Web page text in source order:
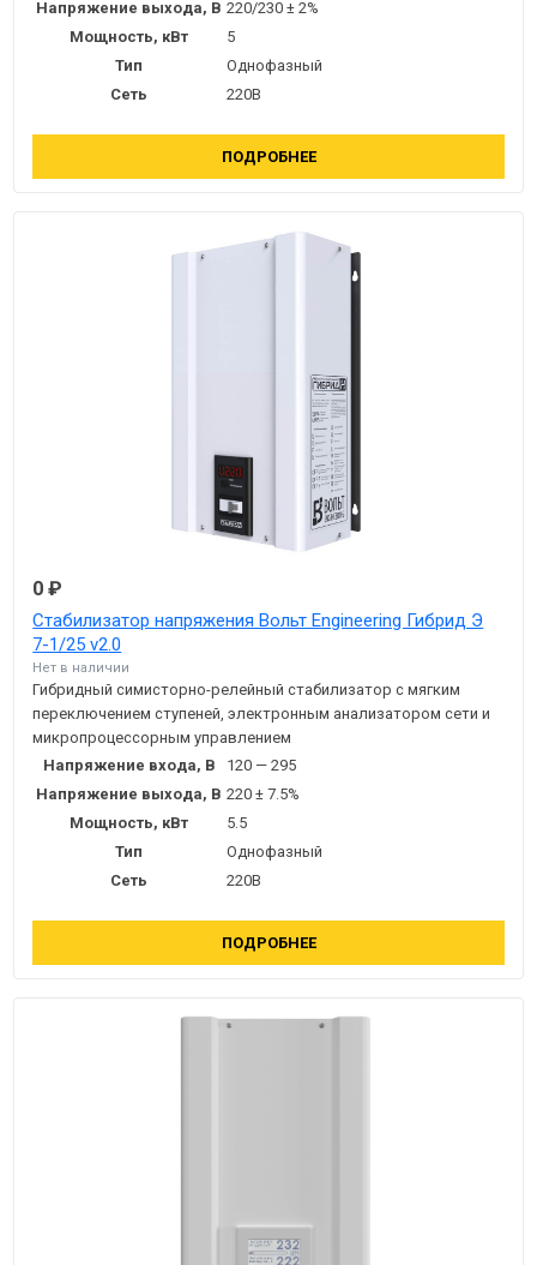
Напряжение выхода, В 220/230 ± 2%
Мощность, кВт
5
Тип
Однофазный
Сеть
220В
ПОДРОБНЕЕ
0 ₽
Стабилизатор напряжения Вольт Engineering Гибрид Э
7-1/25 v2.0
Нет в наличии
Гибридный симисторно-релейный стабилизатор с мягким
переключением ступеней, электронным анализатором сети и
микропроцессорным управлением
Напряжение входа, В
120 — 295
Напряжение выхода, В 220 ± 7.5%
Мощность, кВт
5.5
Тип
Однофазный
Сеть
220В
ПОДРОБНЕЕ